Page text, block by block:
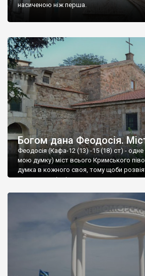
насиченою ніж перша.
Богом дана Феодосія.
Феодосія (Кафа-12 (13) -15 (18) ст) - одне
мою думку) міст всього Кримського
думка в кожного своя, тому щоби
запрошую відвідати це